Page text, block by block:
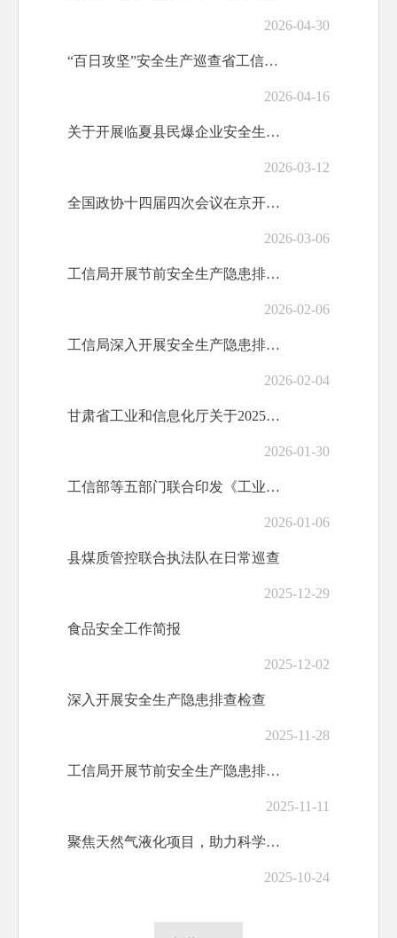
2026-04-30
“百日攻坚”安全生产巡查省工信厅领导莅临指导 临夏县万盛达民爆企业安全生产工作
2026-04-16
关于开展临夏县民爆企业安全生产督查检查
2026-03-12
全国政协十四届四次会议在京开幕 习近平等党和国家领导人到会祝贺
2026-03-06
工信局开展节前安全生产隐患排查检查
2026-02-06
工信局深入开展安全生产隐患排查检查
2026-02-04
甘肃省工业和信息化厅关于2025年度第四批创新型中小企业名单的公告
2026-01-30
工信部等五部门联合印发《工业绿色微电网建设与应用指南（2026—2030年）》
2026-01-06
县煤质管控联合执法队在日常巡查
2025-12-29
食品安全工作简报
2025-12-02
深入开展安全生产隐患排查检查
2025-11-28
工信局开展节前安全生产隐患排查检查
2025-11-11
聚焦天然气液化项目，助力科学决策
2025-10-24